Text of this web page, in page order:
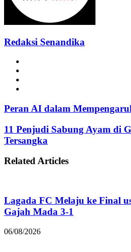
Redaksi Senandika
Peran AI dalam
11 Penjudi Sabung Ayam di
Tersangka
Related Articles
Lagada FC Melaju ke Final
Gajah Mada 3-1
06/08/2026